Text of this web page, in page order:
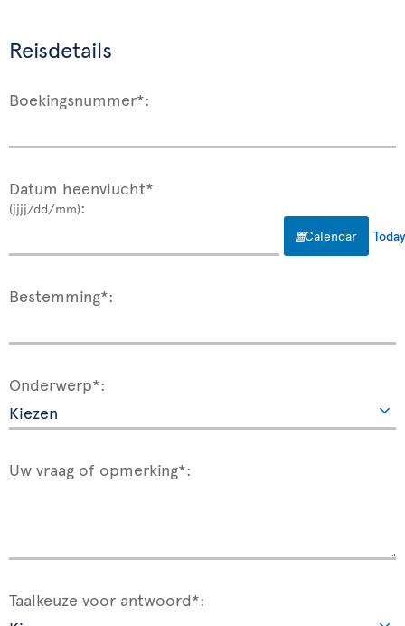
Reisdetails
Boekingsnummer*:
Datum heenvlucht*
(jjjj/dd/mm):
Calendar
Bestemming*:
Onderwerp*:
Uw vraag of opmerking*:
Taalkeuze voor antwoord*: